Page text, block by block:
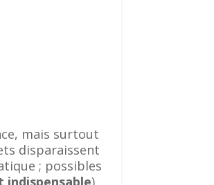
mais surtout
disparaissent
; possibles
indispensable).